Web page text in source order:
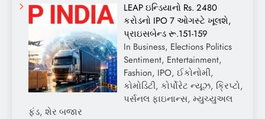
LEAP ઇન્ડિયાનો Rs. 2480
કરોડનો IPO 7 ઓગસ્ટે ખૂલશે,
પ્રાઇસબેન્ડ રૂ.151-159
In Business, Elections Politics
Sentiment, Entertainment,
Fashion, IPO, ઈકોનોમી,
કોમોડિટી, કોર્પોરેટ ન્યૂઝ, ક્રિપ્ટો,
પર્સનલ ફાઇનાન્સ, મ્યુચ્યુઅલ
ફંડ, શેર બજાર